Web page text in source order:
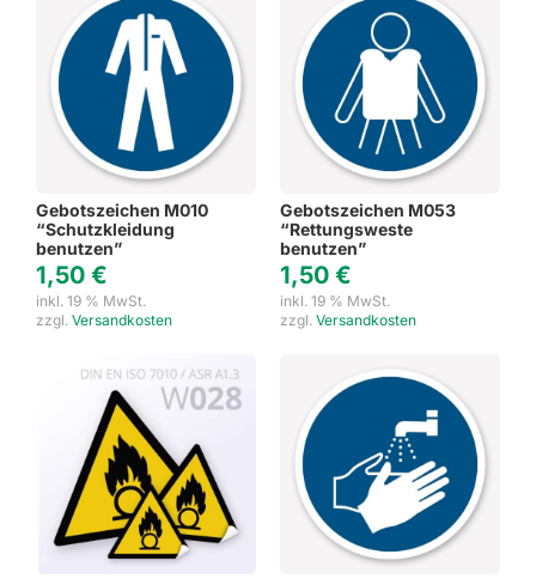
Gebotszeichen M010
“Schutzkleidung
benutzen”
1,50 €
inkl. 19 % MwSt.
zzgl. Versandkosten
Gebotszeichen M053
“Rettungsweste
benutzen”
1,50 €
inkl. 19 % MwSt.
zzgl. Versandkosten